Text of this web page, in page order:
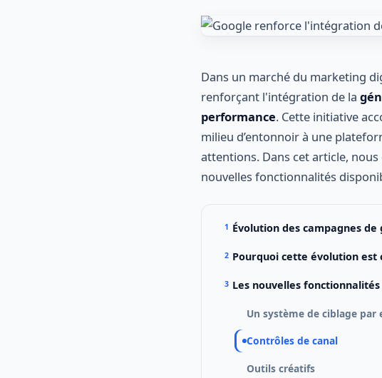
Dans un marché du marketing
renforçant l'intégration de la
performance. Cette initiative
milieu d’entonnoir à une
attentions. Dans cet article,
nouvelles fonctionnalités
Évolution des campagnes
Pourquoi cette évolution est
Les nouvelles fonctionnalités
Un système de ciblage par
Contrôles de canal
Outils créatifs